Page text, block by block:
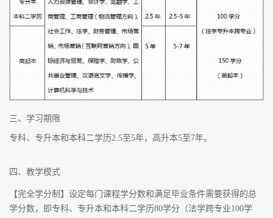
三、学习期限
专科、专升本和本科二学历2.5至5年，高升本5至7年。
四、教学模式
【完全学分制】设定每门课程学分数和满足毕业条件需要获得的总
学分数，即专科、专升本和本科二学历80学分（法学跨专业100学